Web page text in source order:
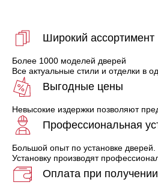
Широкий ассортимент
Более 1000 моделей дверей
Все актуальные стили и отделки в
Выгодные цены
Невысокие издержки позволяют
Профессиональная
Большой опыт по установке дверей.
Установку производят
Оплата при получении